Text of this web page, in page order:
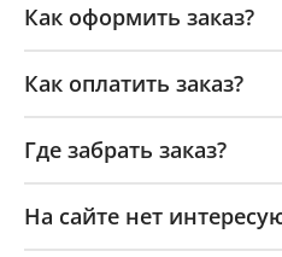
Как оформить заказ?
Как оплатить заказ?
Где забрать заказ?
На сайте нет